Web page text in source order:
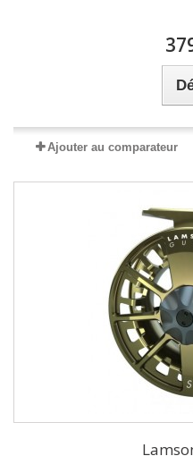
Ajouter au comparateur